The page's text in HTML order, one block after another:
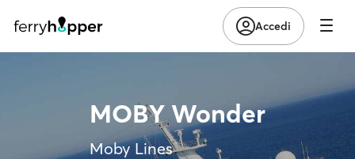
Accedi
MOBY Wonder
Moby Lines